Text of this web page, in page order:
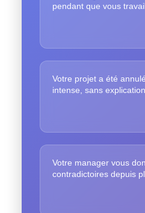
pendant que vous
Votre projet a été
intense, sans
Votre manager vous
contradictoires depuis